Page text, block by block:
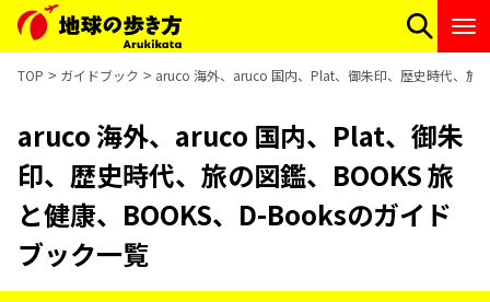
TOP ガイドブック aruco 海外、aruco 国内、Plat、御朱印、歴史時代、旅
aruco 海外、aruco 国内、Plat、御朱
印、歴史時代、旅の図鑑、BOOKS 旅
と健康、BOOKS、D-Booksのガイド
ブック一覧